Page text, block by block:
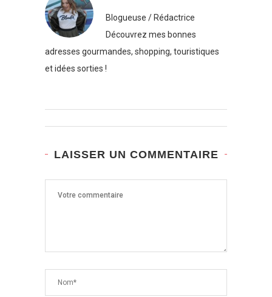
Blogueuse / Rédactrice
Découvrez mes bonnes
adresses gourmandes, shopping, touristiques
et idées sorties !
LAISSER UN COMMENTAIRE